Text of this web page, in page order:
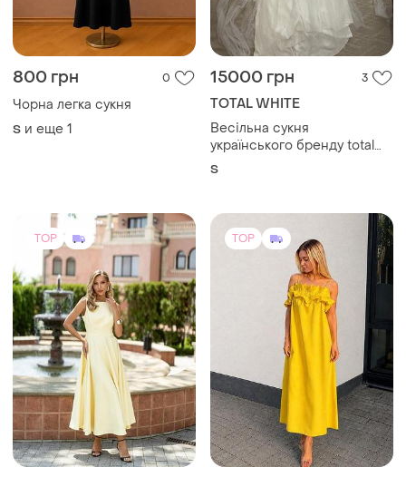
800 грн 0
Чорна легка сукня
S и еще 1
15000 грн 3
TOTAL WHITE
Весільна сукня
українського бренду total
white
S
TOP TOP